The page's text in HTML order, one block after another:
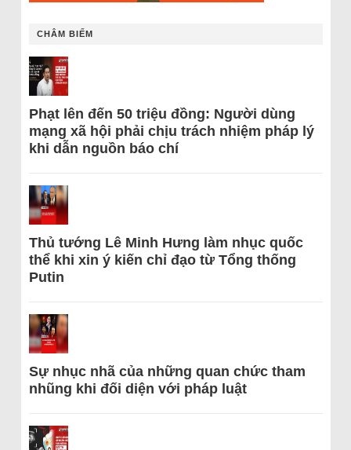
CHÂM BIẾM
Phạt lên đến 50 triệu đồng: Người dùng
mạng xã hội phải chịu trách nhiệm pháp lý
khi dẫn nguồn báo chí
Thủ tướng Lê Minh Hưng làm nhục quốc
thể khi xin ý kiến chỉ đạo từ Tổng thống
Putin
Sự nhục nhã của những quan chức tham
nhũng khi đối diện với pháp luật